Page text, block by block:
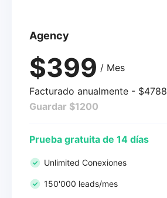
Agency
$399 / Mes
Facturado anualmente -
Guardar $1200
Prueba gratuita de 14 días
Unlimited Conexiones
150'000 leads/mes